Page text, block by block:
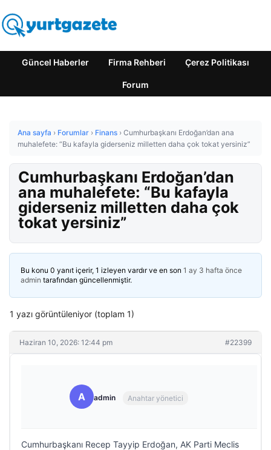
Güncel Haberler Firma Rehberi Çerez Politikası
Forum
Ana sayfa › Forumlar › Finans › Cumhurbaşkanı Erdoğan’dan ana
muhalefete: “Bu kafayla giderseniz milletten daha çok tokat yersiniz”
Cumhurbaşkanı Erdoğan’dan
ana muhalefete: “Bu kafayla
giderseniz milletten daha çok
tokat yersiniz”
Bu konu 0 yanıt içerir, 1 izleyen vardır ve en son 1 ay 3 hafta önce
admin tarafından güncellenmiştir.
1 yazı görüntüleniyor (toplam 1)
Haziran 10, 2026: 12:44 pm #22399
A admin Anahtar yönetici
Cumhurbaşkanı Recep Tayyip Erdoğan, AK Parti Meclis